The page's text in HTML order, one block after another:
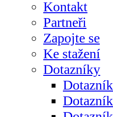
Kontakt
Partneři
Zapojte se
Ke stažení
Dotazníky